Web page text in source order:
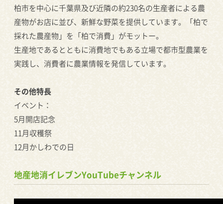
柏市を中心に千葉県及び近隣の約230名の生産者による農
産物がお店に並び、新鮮な野菜を提供しています。「柏で
採れた農産物」を「柏で消費」がモットー。
生産地であるとともに消費地でもある立場で都市型農業を
実践し、消費者に農業情報を発信しています。
その他特長
イベント：
5月開店記念
11月収穫祭
12月かしわでの日
地産地消イレブンYouTubeチャンネル